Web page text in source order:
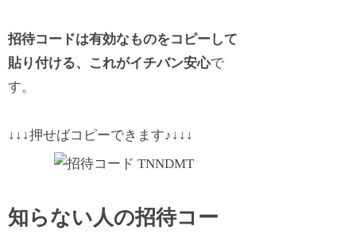
招待コードは有効なものをコピーして
貼り付ける、これがイチバン安心で
す。
↓↓↓押せばコピーできます♪↓↓↓
知らない人の招待コー